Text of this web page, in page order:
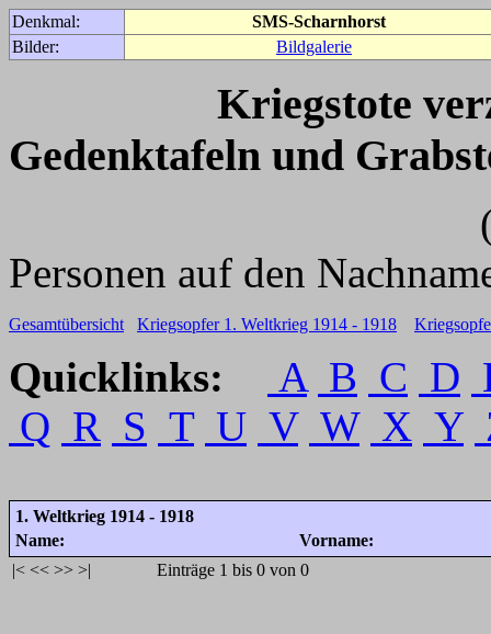
Denkmal:
SMS-Scharnhorst
Bilder:
Bildgalerie
Kriegstote
Gedenktafeln und
(Für weitere
Personen auf den
Gesamtübersicht Kriegsopfer 1. Weltkrieg 1914 - 1918
Quicklinks: A B C D
Q R S T U V W X Y
1. Weltkrieg 1914 - 1918
Name:
Vorname:
|< << >> >| Einträge 1 bis 0 von 0